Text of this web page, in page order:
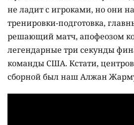
не ладит с игроками, но они
тренировки-подготовка,
решающий матч, апофеозом
легендарные три секунды
команды США. Кстати,
сборной был наш Алжан